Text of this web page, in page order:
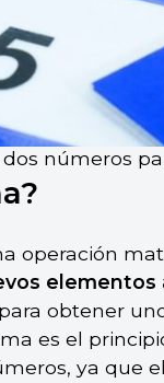
números
operación
obtener
es el
ya que